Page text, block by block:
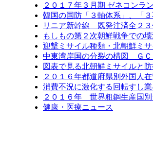
２０１７年３月期 ゼネコン
韓国の国防「３軸体系」、「
リニア新幹線 既発注済全２
もしもの第２次朝鮮戦争での
迎撃ミサイル種類・北朝鮮ミ
中東湾岸国の分裂の構図 Ｇ
図表で見る北朝鮮ミサイルと
２０１６年都道府県別外国
消費不況に激化する回転すし
２０１６年 世界粗鋼生産国
健康・医療ニュース